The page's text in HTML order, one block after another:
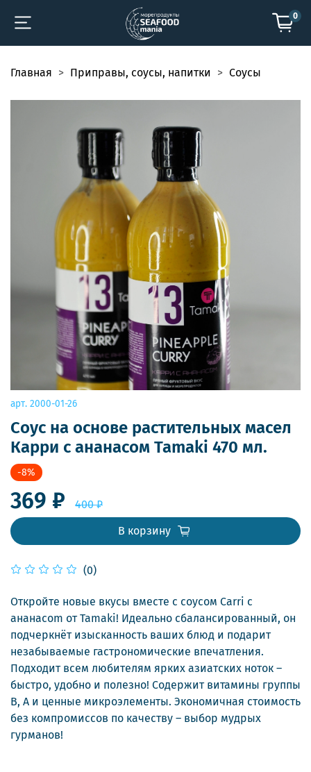
0
Главная Приправы, соусы, напитки Соусы
арт. 2000-01-26
Соус на основе растительных масел
Карри с ананасом Tamaki 470 мл.
(0)
-8%
369 ₽
400 ₽
В корзину
Откройте новые вкусы вместе с соусом Carri с
ананасom от Tamaki! Идеально сбалансированный, он
подчеркнёт изысканность ваших блюд и подарит
незабываемые гастрономические впечатления.
Подходит всем любителям ярких азиатских ноток –
быстро, удобно и полезно! Содержит витамины группы
B, A и ценные микроэлементы. Экономичная стоимость
без компромиссов по качеству – выбор мудрых
гурманов!